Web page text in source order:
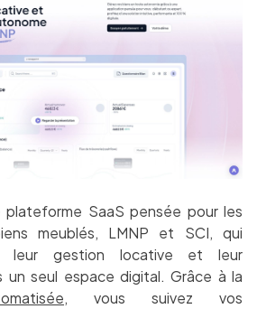
SaaS pensée pour les
meublés, LMNP et SCI, qui
leur gestion locative et leur
un seul espace digital. Grâce à la
, vous suivez vos